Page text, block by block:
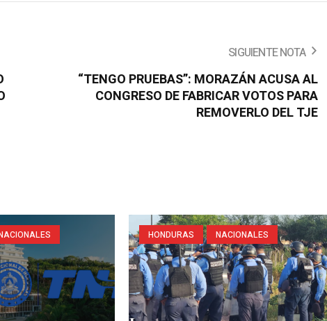
SIGUIENTE NOTA
“TENGO PRUEBAS”: MORAZÁN ACUSA AL
CONGRESO DE FABRICAR VOTOS PARA
REMOVERLO DEL TJE
HONDURAS NACIONALES